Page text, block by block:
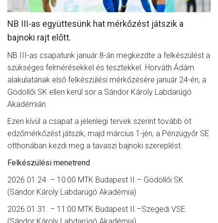
GALÉRIA
SZURKOLÓI ÉLMÉNYEK
NB III-as együttesünk hat mérkőzést játszik a
bajnoki rajt előtt.
NB III-as csapatunk január 8-án megkezdte a felkészülést a
szükséges felmérésekkel és tesztekkel. Horváth Ádám
alakulatának első felkészülési mérkőzésére január 24-én, a
Gödöllői SK ellen kerül sor a Sándor Károly Labdarúgó
Akadémián.
Ezen kívül a csapat a jelenlegi tervek szerint tovább öt
edzőmérkőzést játszik, majd március 1-jén, a Pénzügyőr SE
otthonában kezdi meg a tavaszi bajnoki szereplést.
Felkészülési menetrend
2026.01.24. – 10:00 MTK Budapest II.– Gödöllői SK
(Sándor Károly Labdarúgó Akadémia)
2026.01.31. – 11:00 MTK Budapest II.–Szegedi VSE